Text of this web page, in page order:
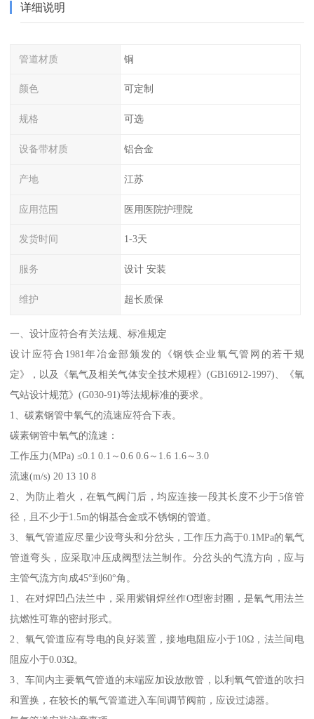
详细说明
管道材质 铜
颜色 可定制
规格 可选
设备带材质 铝合金
产地 江苏
应用范围 医用医院护理院
发货时间 1-3天
服务 设计 安装
维护 超长质保
一、设计应符合有关法规、标准规定
设计应符合1981年冶金部颁发的《钢铁企业氧气管网的若干规
定》，以及《氧气及相关气体安全技术规程》(GB16912-1997)、《氧
气站设计规范》(G030-91)等法规标准的要求。
1、碳素钢管中氧气的流速应符合下表。
碳素钢管中氧气的流速：
工作压力(MPa) ≤0.1 0.1～0.6 0.6～1.6 1.6～3.0
流速(m/s) 20 13 10 8
2、为防止着火，在氧气阀门后，均应连接一段其长度不少于5倍管
径，且不少于1.5m的铜基合金或不锈钢的管道。
3、氧气管道应尽量少设弯头和分岔头，工作压力高于0.1MPa的氧气
管道弯头，应采取冲压成阀型法兰制作。分岔头的气流方向，应与
主管气流方向成45°到60°角。
1、在对焊凹凸法兰中，采用紫铜焊丝作O型密封圈，是氧气用法兰
抗燃性可靠的密封形式。
2、氧气管道应有导电的良好装置，接地电阻应小于10Ω，法兰间电
阻应小于0.03Ω。
3、车间内主要氧气管道的末端应加设放散管，以利氧气管道的吹扫
和置换，在较长的氧气管道进入车间调节阀前，应设过滤器。